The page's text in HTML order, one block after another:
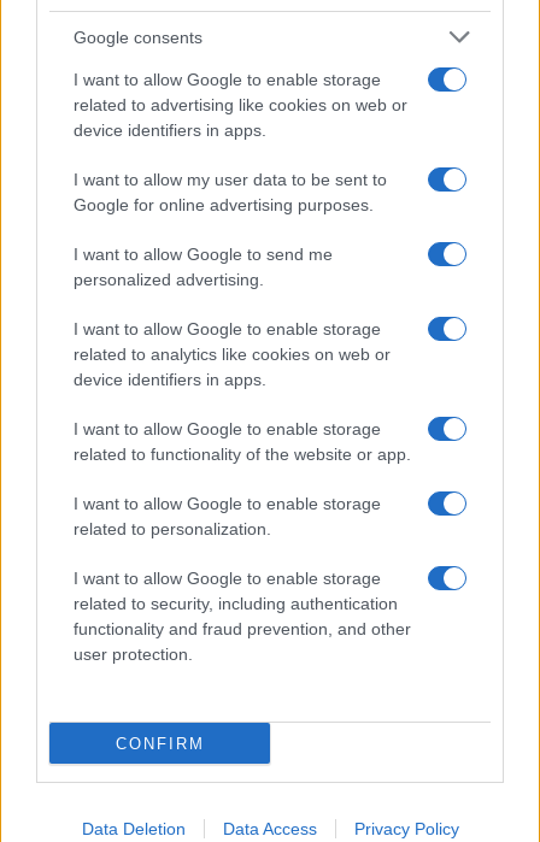
Google consents
I want to allow Google to enable storage
related to advertising like cookies on web or
device identifiers in apps.
I want to allow my user data to be sent to
Google for online advertising purposes.
I want to allow Google to send me
personalized advertising.
I want to allow Google to enable storage
related to analytics like cookies on web or
device identifiers in apps.
I want to allow Google to enable storage
related to functionality of the website or app.
I want to allow Google to enable storage
related to personalization.
I want to allow Google to enable storage
related to security, including authentication
functionality and fraud prevention, and other
user protection.
CONFIRM
Data Deletion Data Access Privacy Policy
I nostri cari
I nostri cari
Giovannimaria Cabras
Invia un Comunicato Stampa|Pubblicità|
Vuoi rimanere sempre aggiornato?
Iscriviti alla newsletter di Gallura Oggi e ricevi le nostre
*campo obbligatorio
Indirizzo email *